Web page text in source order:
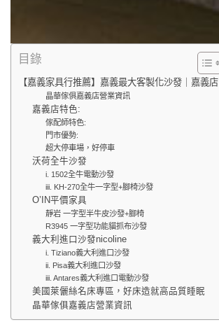
目錄
【嘉義家具行推薦】嘉義最大客製化沙發｜嘉義店
晶華傢俱嘉義店營業資訊
嘉義店特色:
傢配師特色:
門市優勢:
超大停車場，好停車
沃荷全牛沙發
i. 1502全牛電動沙發
iii. KH-270全牛一字型+腳椅沙發
O’IN平價家具
靜岩 一字型半牛皮沙發+腳椅
R3945 一字型功能貓抓布沙發
義大利進口沙發nicoline
i. Tiziano義大利進口沙發
ii. Pisa義大利進口沙發
iii. Antares義大利進口電動沙發
美國萊儷絲名床專區，好床造就高品質睡眠
晶華傢俱嘉義店營業資訊